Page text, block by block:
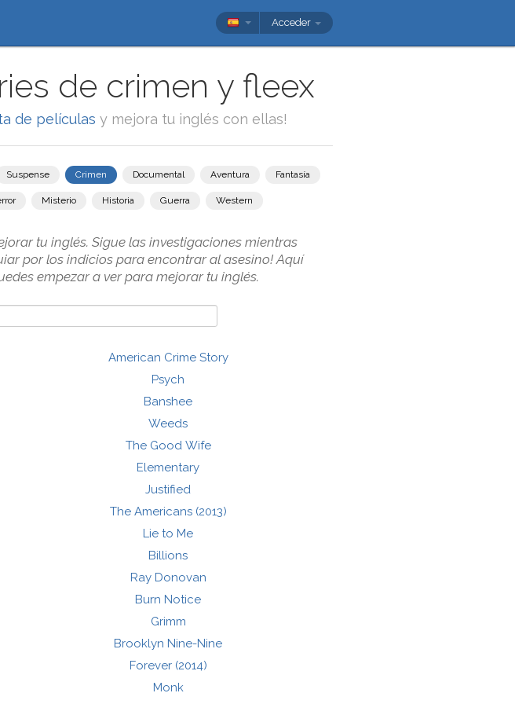
Acceder
de crimen y fleex
de películas y mejora tu inglés con ellas!
Suspense Crimen Documental Aventura Fantasía
Misterio Historia Guerra Western
tu inglés. Sigue las investigaciones mientras
por los indicios para encontrar al asesino! Aquí
empezar a ver para mejorar tu inglés.
American Crime Story
Psych
Banshee
Weeds
The Good Wife
Elementary
Justified
The Americans (2013)
Lie to Me
Billions
Ray Donovan
Burn Notice
Grimm
Brooklyn Nine-Nine
Forever (2014)
Monk